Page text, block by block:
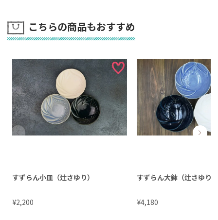
こちらの商品もおすすめ
すずらん小皿（辻さゆり）
¥2,200
すずらん大鉢（辻さゆり）
¥4,180